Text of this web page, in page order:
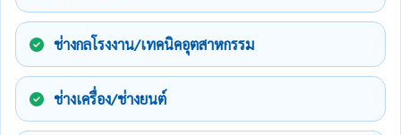
ช่างกลโรงงาน/เทคนิคอุตสาหกรรม
ช่างเครื่อง/ช่างยนต์